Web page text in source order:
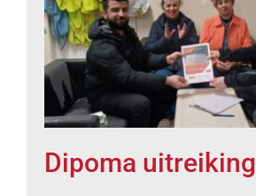
Dipoma uitreiking